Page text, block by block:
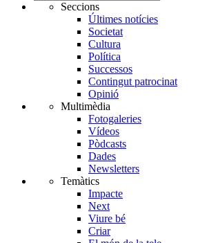
Seccions
Últimes notícies
Societat
Cultura
Política
Successos
Contingut patrocinat
Opinió
Multimèdia
Fotogaleries
Vídeos
Pòdcasts
Dades
Newsletters
Temàtics
Impacte
Next
Viure bé
Criar